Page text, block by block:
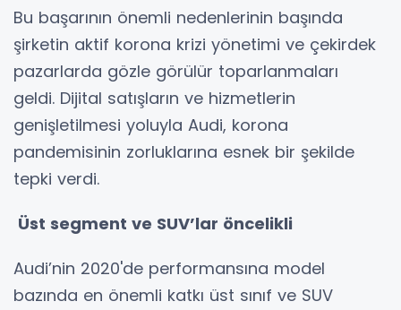
Bu başarının önemli nedenlerinin başında
şirketin aktif korona krizi yönetimi ve çekirdek
pazarlarda gözle görülür toparlanmaları
geldi. Dijital satışların ve hizmetlerin
genişletilmesi yoluyla Audi, korona
pandemisinin zorluklarına esnek bir şekilde
tepki verdi.
Üst segment ve SUV’lar öncelikli
Audi’nin 2020'de performansına model
bazında en önemli katkı üst sınıf ve SUV